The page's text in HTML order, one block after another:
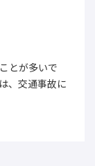
とが多いで
、交通事故に